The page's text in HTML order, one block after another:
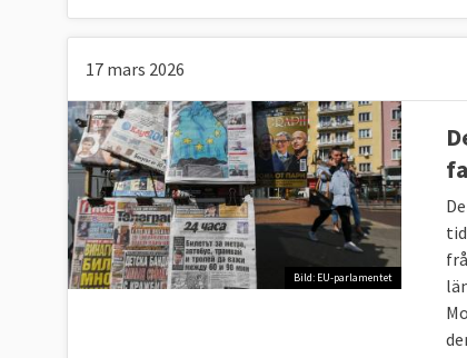
17 mars 2026
Bild: EU-parlamentet